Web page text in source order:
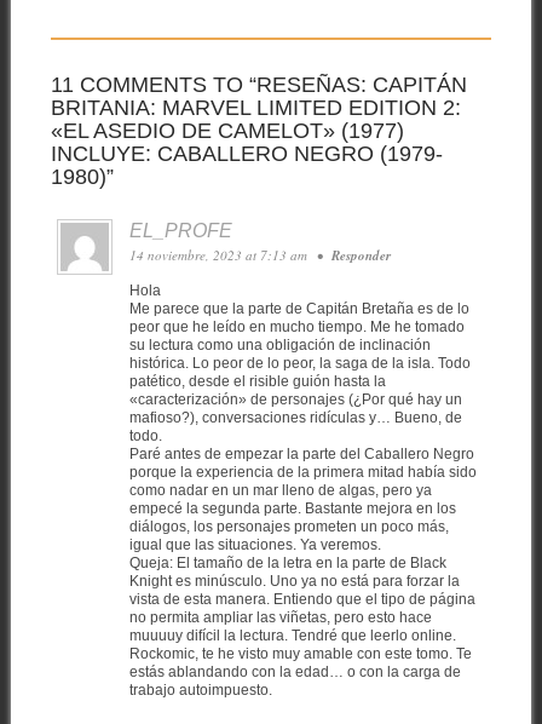
11 COMMENTS TO “RESEÑAS: CAPITÁN
BRITANIA: MARVEL LIMITED EDITION 2:
«EL ASEDIO DE CAMELOT» (1977)
INCLUYE: CABALLERO NEGRO (1979-
1980)”
EL_PROFE
14 noviembre, 2023 at 7:13 am • Responder
Hola
Me parece que la parte de Capitán Bretaña es de lo
peor que he leído en mucho tiempo. Me he tomado
su lectura como una obligación de inclinación
histórica. Lo peor de lo peor, la saga de la isla. Todo
patético, desde el risible guión hasta la
«caracterización» de personajes (¿Por qué hay un
mafioso?), conversaciones ridículas y… Bueno, de
todo.
Paré antes de empezar la parte del Caballero Negro
porque la experiencia de la primera mitad había sido
como nadar en un mar lleno de algas, pero ya
empecé la segunda parte. Bastante mejora en los
diálogos, los personajes prometen un poco más,
igual que las situaciones. Ya veremos.
Queja: El tamaño de la letra en la parte de Black
Knight es minúsculo. Uno ya no está para forzar la
vista de esta manera. Entiendo que el tipo de página
no permita ampliar las viñetas, pero esto hace
muuuuy difícil la lectura. Tendré que leerlo online.
Rockomic, te he visto muy amable con este tomo. Te
estás ablandando con la edad… o con la carga de
trabajo autoimpuesto.